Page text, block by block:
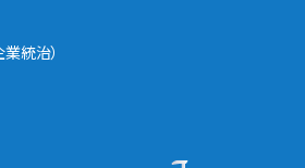
統治）